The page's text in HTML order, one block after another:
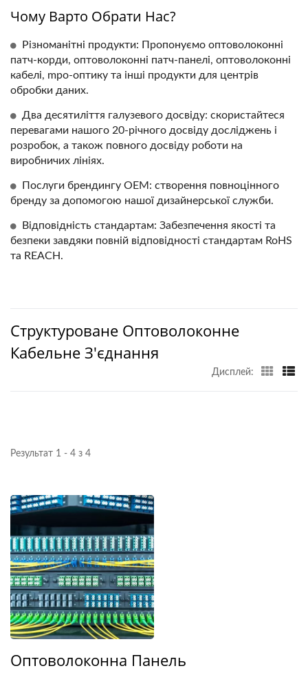
Чому Варто Обрати Нас?
Різноманітні продукти: Пропонуємо оптоволоконні
патч-корди, оптоволоконні патч-панелі, оптоволоконні
кабелі, mpo-оптику та інші продукти для центрів
обробки даних.
Два десятиліття галузевого досвіду: скористайтеся
перевагами нашого 20-річного досвіду досліджень і
розробок, а також повного досвіду роботи на
виробничих лініях.
Послуги брендингу OEM: створення повноцінного
бренду за допомогою нашої дизайнерської служби.
Відповідність стандартам: Забезпечення якості та
безпеки завдяки повній відповідності стандартам RoHS
та REACH.
Структуроване Оптоволоконне
Кабельне З'єднання
Дисплей:
Результат 1 - 4 з 4
Оптоволоконна Панель